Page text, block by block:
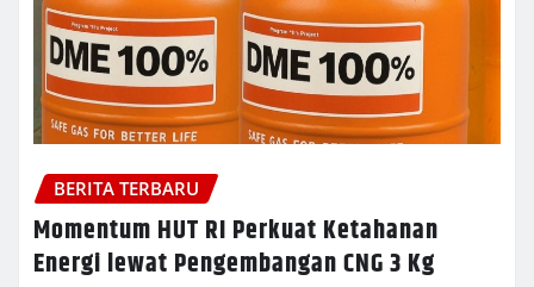
BERITA TERBARU
Momentum HUT RI Perkuat Ketahanan
Energi lewat Pengembangan CNG 3 Kg